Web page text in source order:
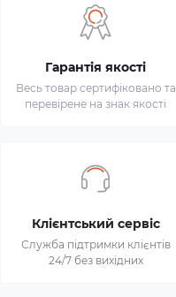
Гарантія якості
Весь товар сертифіковано та
перевірене на знак якості
Клієнтський сервіс
Служба підтримки клієнтів
24/7 без вихідних